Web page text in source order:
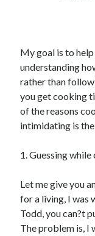
My goal is to
understanding
rather than
you get cooking
of the reasons
intimidating is
1. Guessing
Let me give you
for a living, I was
Todd, you can?t
The problem is, I